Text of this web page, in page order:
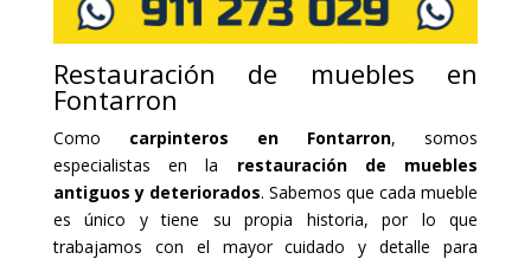
Restauración de muebles en
Fontarron
Como carpinteros en Fontarron, somos
especialistas en la restauración de muebles
antiguos y deteriorados. Sabemos que cada mueble
es único y tiene su propia historia, por lo que
trabajamos con el mayor cuidado y detalle para